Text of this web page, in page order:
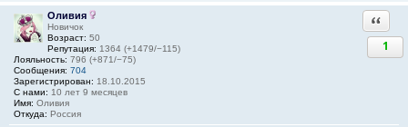
Оливия
Новичок
Возраст: 50
Репутация: 1364 (+1479/−115)
Лояльность: 796 (+871/−75)
Сообщения: 704
Зарегистрирован: 18.10.2015
С нами: 10 лет 9 месяцев
Имя: Оливия
Откуда: Россия
1